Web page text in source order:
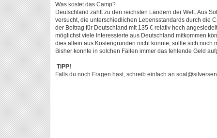
Was kostet das Camp?
Deutschland zählt zu den reichsten Ländern der Welt. Aus
versucht, die unterschiedlichen Lebensstandards durch die
der Beitrag für Deutschland mit 135 € relativ hoch
möglichst viele Interessierte aus Deutschland mitkommen
dies allein aus Kostengründen nicht könnte, sollte sich noch
Bisher konnte in solchen Fällen immer das fehlende Geld
TiPP!
Falls du noch Fragen hast, schreib einfach an